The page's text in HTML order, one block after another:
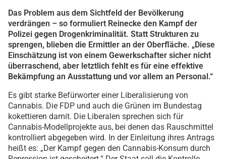
Das Problem aus dem Sichtfeld der Bevölkerung
verdrängen – so formuliert Reinecke den Kampf der
Polizei gegen Drogenkriminalität. Statt Strukturen zu
sprengen, blieben die Ermittler an der Oberfläche. „Diese
Einschätzung ist von einem Gewerkschafter sicher nicht
überraschend, aber letztlich fehlt es für eine effektive
Bekämpfung an Ausstattung und vor allem an Personal.“
Es gibt starke Befürworter einer Liberalisierung von
Cannabis. Die FDP und auch die Grünen im Bundestag
kokettieren damit. Die Liberalen sprechen sich für
Cannabis-Modellprojekte aus, bei denen das Rauschmittel
kontrolliert abgegeben wird. In der Einleitung ihres Antrags
heißt es: „Der Kampf gegen den Cannabis-Konsum durch